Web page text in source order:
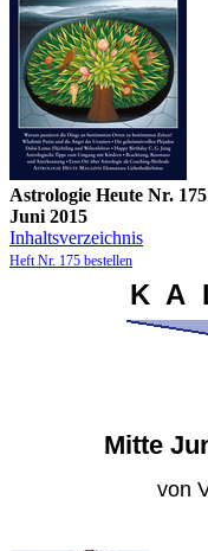
Astrologie Heute Nr. 175
Juni 2015
Inhaltsverzeichnis
Heft Nr. 175 bestellen
K A
Mitte
von